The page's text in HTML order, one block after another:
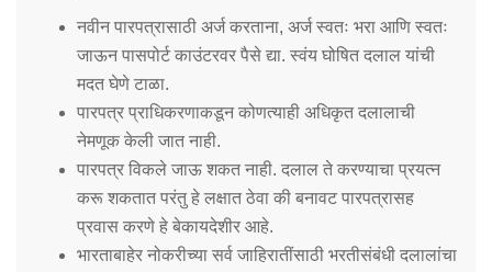
नवीन पारपत्रासाठी अर्ज करताना, अर्ज स्वतः भरा आणि स्वतः
जाऊन पासपोर्ट काउंटरवर पैसे द्या. स्वंय घोषित दलाल यांची
मदत घेणे टाळा.
पारपत्र प्राधिकरणाकडून कोणत्याही अधिकृत दलालाची
नेमणूक केली जात नाही.
पारपत्र विकले जाऊ शकत नाही. दलाल ते करण्याचा प्रयत्न
करू शकतात परंतु हे लक्षात ठेवा की बनावट पारपत्रासह
प्रवास करणे हे बेकायदेशीर आहे.
भारताबाहेर नोकरीच्या सर्व जाहिरातींसाठी भरतीसंबंधी दलालांचा